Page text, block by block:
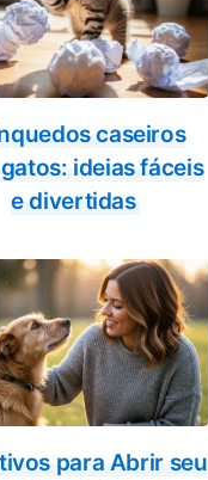
caseiros
ideias fáceis
e divertidas
para Abrir seu